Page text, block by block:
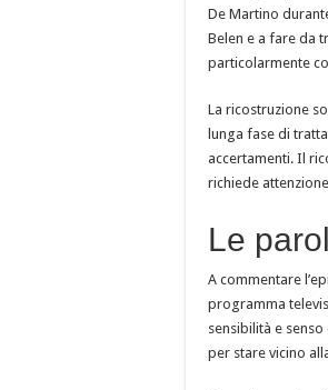
De Martino
Belen e a fare da
particolarmente
La ricostruzione
lunga fase di
accertamenti. Il
richiede
Le
A commentare
programma
sensibilità e
per stare vicino